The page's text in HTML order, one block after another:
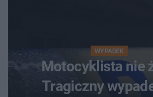
WYPADEK
Motocyklista nie
Tragiczny